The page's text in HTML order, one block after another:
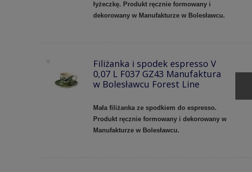
łyżeczkę. Produkt ręcznie formowany i
dekorowany w Manufakturze w Bolesławcu.
Filiżanka i spodek espresso V
0,07 L F037 GZ43 Manufaktura
w Bolesławcu Forest Line
Mała filiżanka ze spodkiem do espresso.
Produkt ręcznie formowany i dekorowany w
Manufakturze w Bolesławcu.